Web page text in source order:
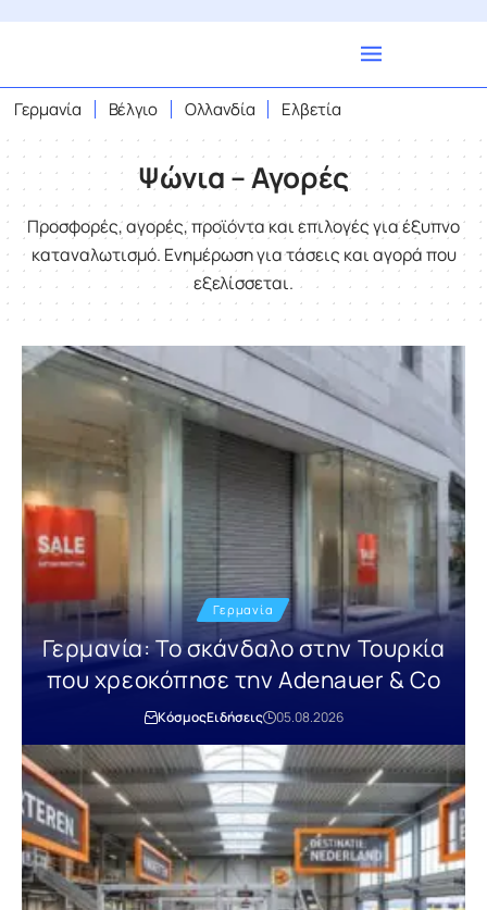
Γερμανία Βέλγιο Ολλανδία Ελβετία
Ψώνια – Αγορές
Προσφορές, αγορές, προϊόντα και επιλογές για έξυπνο
καταναλωτισμό. Ενημέρωση για τάσεις και αγορά που
εξελίσσεται.
Γερμανία
Γερμανία: Το σκάνδαλο στην Τουρκία
που χρεοκόπησε την Adenauer & Co
ΚόσμοςΕιδήσεις 05.08.2026